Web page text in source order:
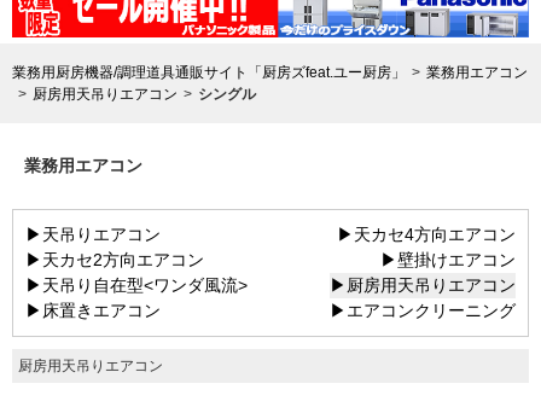
業務用厨房機器/調理道具通販サイト「厨房ズfeat.ユー厨房」
業務用エアコン
厨房用天吊りエアコン
シングル
業務用エアコン
▶天吊りエアコン
▶天カセ4方向エアコン
▶天カセ2方向エアコン
▶壁掛けエアコン
▶天吊り自在型<ワンダ風流>
▶厨房用天吊りエアコン
▶床置きエアコン
▶エアコンクリーニング
厨房用天吊りエアコン